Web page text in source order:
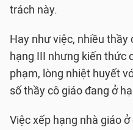
trách này.
Hay như việc, nhiều thầy
hạng III nhưng kiến thức
phạm, lòng nhiệt huyết
số thầy cô giáo đang ở
Việc xếp hạng nhà giáo